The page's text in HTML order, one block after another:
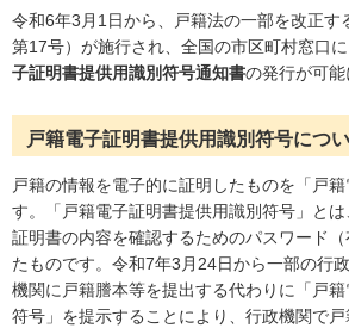
令和6年3月1日から、戸籍法の一部を改正す
第17号）が施行され、全国の市区町村窓口
子証明書提供用識別符号通知書の発行が可能
戸籍電子証明書提供用識別符号につ
戸籍の情報を電子的に証明したものを「戸
す。「戸籍電子証明書提供用識別符号」と
証明書の内容を確認するためのパスワード
たものです。令和7年3月24日から一部の行
機関に戸籍謄本等を提出する代わりに「戸
符号」を提示することにより、行政機関で